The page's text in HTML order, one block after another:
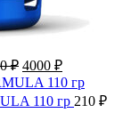
₽ Первоначальная
цена
составляла
5300 ₽.
4000 ₽Текущая
цена:
4000 ₽.
110 гр 210 ₽